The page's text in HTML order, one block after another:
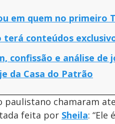
em quem no primeiro
terá conteúdos
confissão e análise
da Casa do Patrão
paulistano chamaram
feita por Sheila: “Ele